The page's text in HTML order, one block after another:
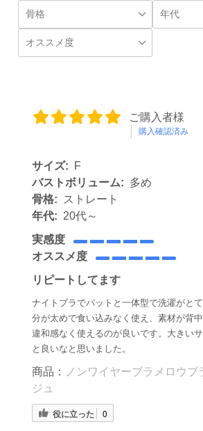
ご購入者様
購入確認済み
サイズ:
F
バストボリューム: 多め
骨格:
ストレート
年代: 20代～
実感度
オススメ度
リピートしてます
ナイトブラでパットと一体型で洗濯がと
分が太めで食い込みなく使え、素材が背
違和感なく使えるのが良いです。大きい
と良いなと思いました。
商品：
ノンワイヤーブラメロウブ
ジュ
役に立った 0